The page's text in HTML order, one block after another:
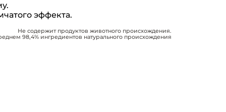
эффекта.
Не содержит продуктов животного происхождения.
98,4% ингредиентов натурального происхождения